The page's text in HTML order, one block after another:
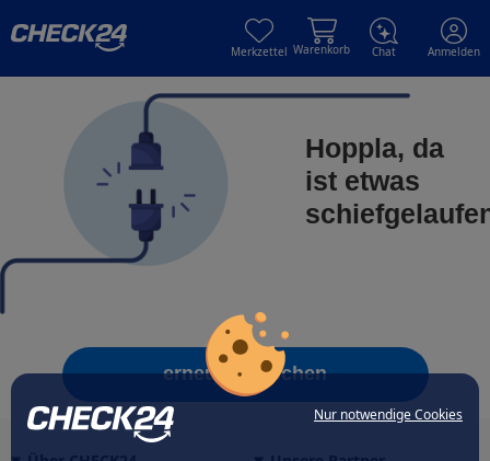
Nur notwendige Cookies
Merkzettel Warenkorb Chat Anmelden
Hoppla, da
ist etwas
erneut versuchen